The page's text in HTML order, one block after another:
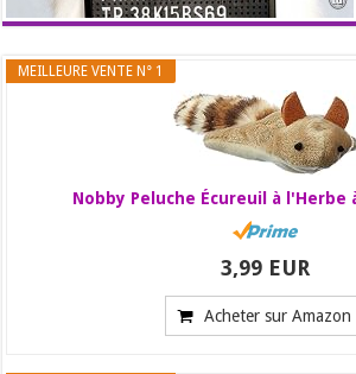
MEILLEURE VENTE N° 1
Nobby Peluche Écureuil à l'Herbe
3,99 EUR
Acheter sur Amazon